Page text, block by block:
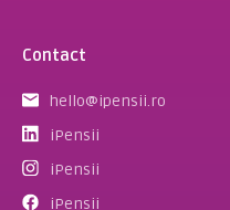
Contact
hello@ipensii.ro
iPensii
iPensii
iPensii